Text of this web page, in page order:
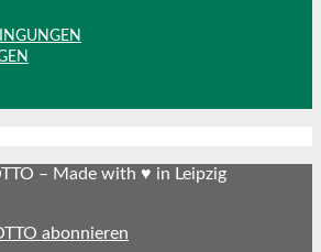
– Made with ♥ in Leipzig
abonnieren